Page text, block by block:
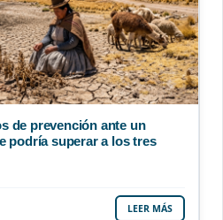
de prevención ante un
podría superar a los tres
LEER MÁS